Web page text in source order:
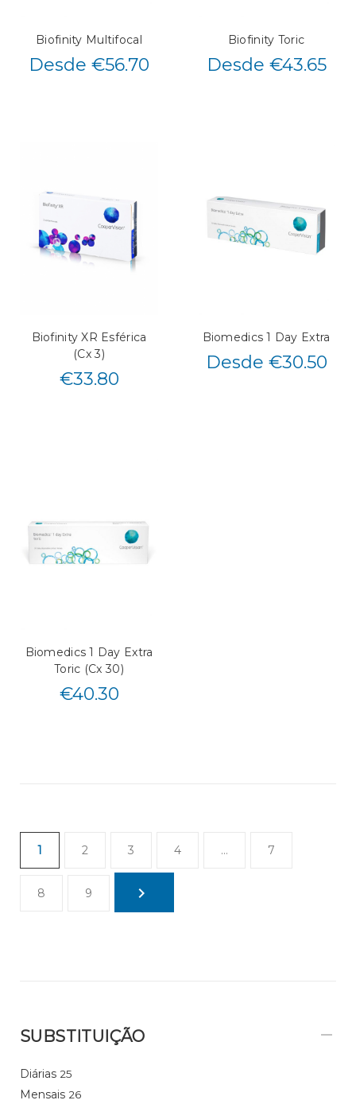
Biofinity Multifocal
Desde €56.70
Biofinity Toric
Desde €43.65
Biofinity XR Esférica
(Cx 3)
€33.80
Biomedics 1 Day Extra
Desde €30.50
Biomedics 1 Day Extra
Toric (Cx 30)
€40.30
1 2 3 4 … 7
8 9
SUBSTITUIÇÃO
Diárias 25
Mensais 26